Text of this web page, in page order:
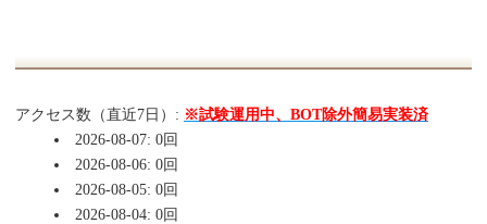
アクセス数（直近7日）: ※試験運用中、BOT除外簡易実装済
2026-08-07: 0回
2026-08-06: 0回
2026-08-05: 0回
2026-08-04: 0回